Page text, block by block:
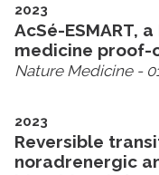
2023
AcSé-ESMART,
medicine
Nature Medicine-
2023
Reversible
noradrenergic